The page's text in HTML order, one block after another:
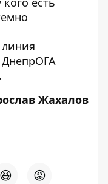
Жахалов
😆 😡